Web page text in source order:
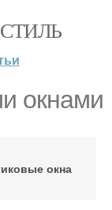
окнами
окна